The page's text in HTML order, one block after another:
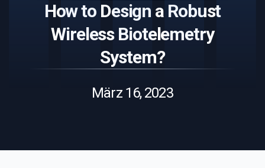
How to Design a Robust
Wireless Biotelemetry
System?
März 16, 2023